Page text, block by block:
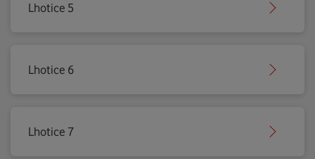
Lhotice 5
Lhotice 6
Lhotice 7